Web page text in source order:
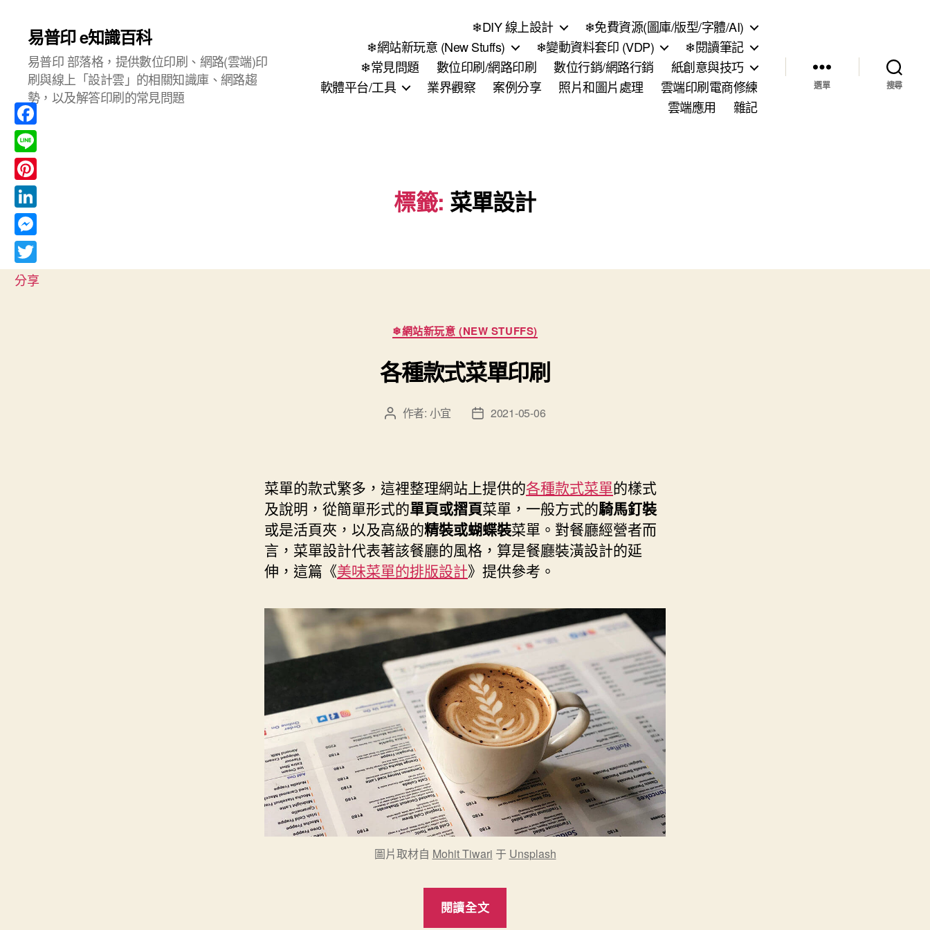
易普印 e知識百科
易普印 部落格，提供數位印刷、網路(雲端)印
刷與線上「設計雲」的相關知識庫、網路趨
勢，以及解答印刷的常見問題
❄DIY 線上設計
❄免費資源(圖庫/版型/字體/AI)
❄網站新玩意 (New Stuffs)
❄變動資料套印 (VDP)
❄閱讀筆記
❄常見問題
數位印刷/網路印刷 數位行銷/網路行銷
紙創意與技巧
軟體平台/工具
業界觀察 案例分享 照片和圖片處理
雲端印刷電商修練
雲端應用
雜記
選單 搜尋
標籤: 菜單設計
分
類
❄網站新玩意 (NEW STUFFS)
各種款式菜單印刷
文 作者: 小宜
文
日
期
2021-05-06
菜單的款式繁多，這裡整理網站上提供的各種款式菜單的樣式
及說明，從簡單形式的單頁或摺頁菜單，一般方式的騎馬釘裝
或是活頁夾，以及高級的精裝或蝴蝶裝菜單。對餐廳經營者而
言，菜單設計代表著該餐廳的風格，算是餐廳裝潢設計的延
伸，這篇《美味菜單的排版設計》提供參考。
圖片取材自 Mohit Tiwari 于 Unsplash
閱讀全文
F
a
c
e
b
o
o
k
L
i
n
e
P
i
n
t
e
L
i
n
k
M
e
s
T
分享